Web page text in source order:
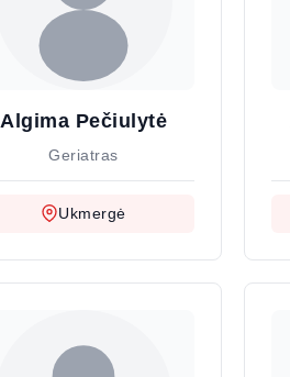
Algima Pečiulytė
Geriatras
Ukmergė